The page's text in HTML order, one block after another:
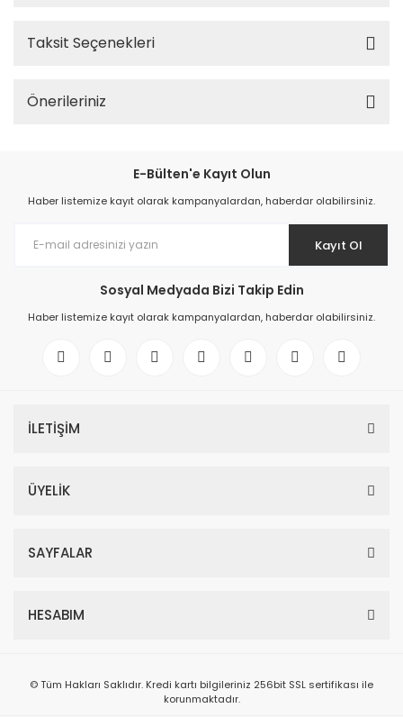
Taksit Seçenekleri
Önerileriniz
E-Bülten'e Kayıt Olun
Haber listemize kayıt olarak kampanyalardan, haberdar olabilirsiniz.
Kayıt Ol
Sosyal Medyada Bizi Takip Edin
Haber listemize kayıt olarak kampanyalardan, haberdar olabilirsiniz.
İLETİŞİM
ÜYELİK
SAYFALAR
HESABIM
© Tüm Hakları Saklıdır. Kredi kartı bilgileriniz 256bit SSL sertifikası ile
korunmaktadır.